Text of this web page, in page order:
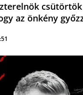
az önkény